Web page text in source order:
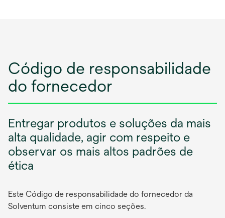
Código de responsabilidade
do fornecedor
Entregar produtos e soluções da mais
alta qualidade, agir com respeito e
observar os mais altos padrões de
ética
Este Código de responsabilidade do fornecedor da
Solventum consiste em cinco seções.